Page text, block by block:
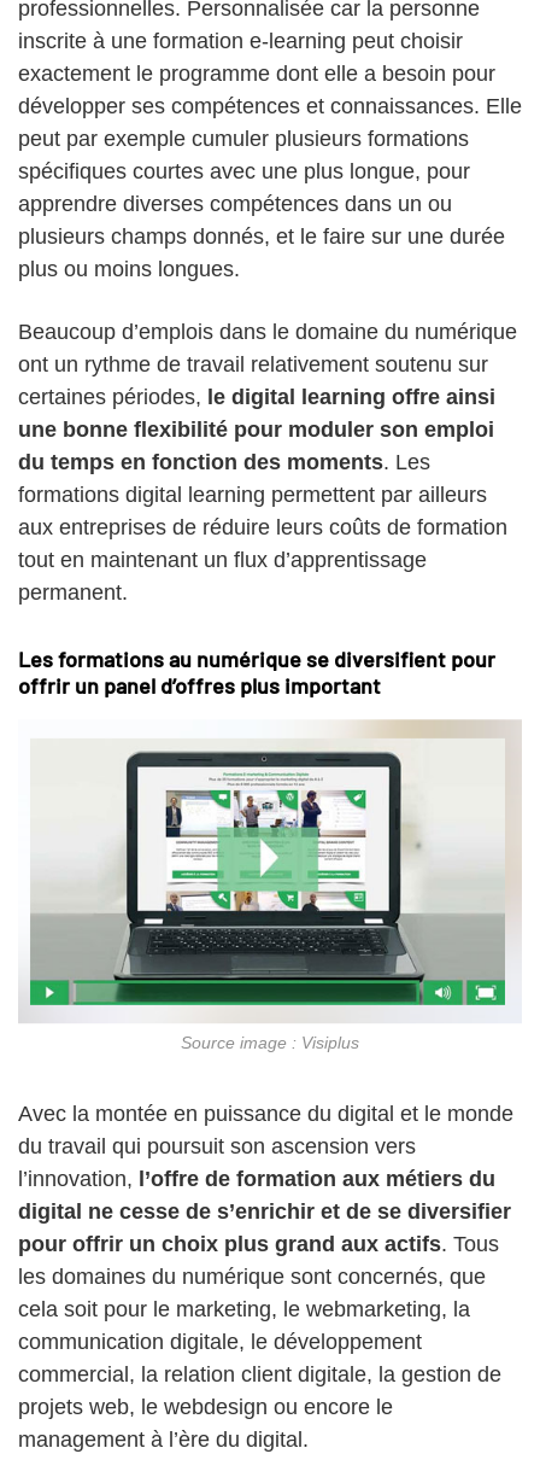
professionnelles. Personnalisée car la personne
inscrite à une formation e-learning peut choisir
exactement le programme dont elle a besoin pour
développer ses compétences et connaissances. Elle
peut par exemple cumuler plusieurs formations
spécifiques courtes avec une plus longue, pour
apprendre diverses compétences dans un ou
plusieurs champs donnés, et le faire sur une durée
plus ou moins longues.
Beaucoup d’emplois dans le domaine du numérique
ont un rythme de travail relativement soutenu sur
certaines périodes, le digital learning offre ainsi
une bonne flexibilité pour moduler son emploi
du temps en fonction des moments. Les
formations digital learning permettent par ailleurs
aux entreprises de réduire leurs coûts de formation
tout en maintenant un flux d’apprentissage
permanent.
Les formations au numérique se diversifient pour
offrir un panel d’offres plus important
Source image : Visiplus
Avec la montée en puissance du digital et le monde
du travail qui poursuit son ascension vers
l’innovation, l’offre de formation aux métiers du
digital ne cesse de s’enrichir et de se diversifier
pour offrir un choix plus grand aux actifs. Tous
les domaines du numérique sont concernés, que
cela soit pour le marketing, le webmarketing, la
communication digitale, le développement
commercial, la relation client digitale, la gestion de
projets web, le webdesign ou encore le
management à l’ère du digital.